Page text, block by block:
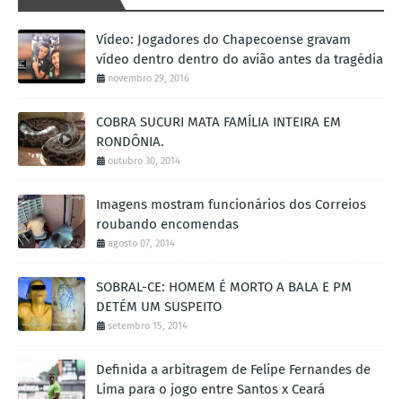
Vídeo: Jogadores do Chapecoense gravam
vídeo dentro dentro do avião antes da tragédia
novembro 29, 2016
COBRA SUCURI MATA FAMÍLIA INTEIRA EM
RONDÔNIA.
outubro 30, 2014
Imagens mostram funcionários dos Correios
roubando encomendas
agosto 07, 2014
SOBRAL-CE: HOMEM É MORTO A BALA E PM
DETÉM UM SUSPEITO
setembro 15, 2014
Definida a arbitragem de Felipe Fernandes de
Lima para o jogo entre Santos x Ceará